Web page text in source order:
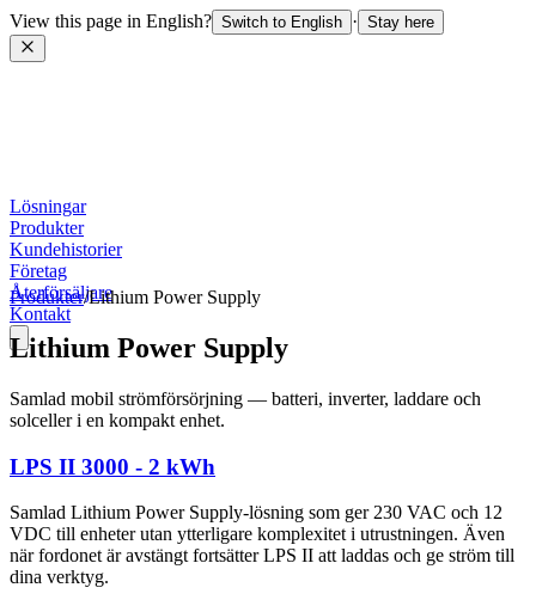
View this page in English? Switch to English · Stay here
Lösningar
Produkter
Kundehistorier
Företag
Återförsäljare
Kontakt
Produkter/Lithium Power Supply
Lithium Power Supply
Samlad mobil strömförsörjning — batteri, inverter, laddare och
solceller i en kompakt enhet.
LPS II 3000 - 2 kWh
Samlad Lithium Power Supply-lösning som ger 230 VAC och 12
VDC till enheter utan ytterligare komplexitet i utrustningen. Även
när fordonet är avstängt fortsätter LPS II att laddas och ge ström till
dina verktyg.